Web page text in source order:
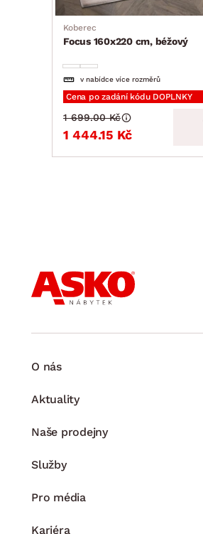
Koberec
Focus 160x220 cm, béžový
v nabídce více rozměrů
Cena po zadání kódu DOPLNKY
1 444.15 Kč
1 699.00 Kč
O nás
Aktuality
Naše prodejny
Služby
Pro média
Kariéra